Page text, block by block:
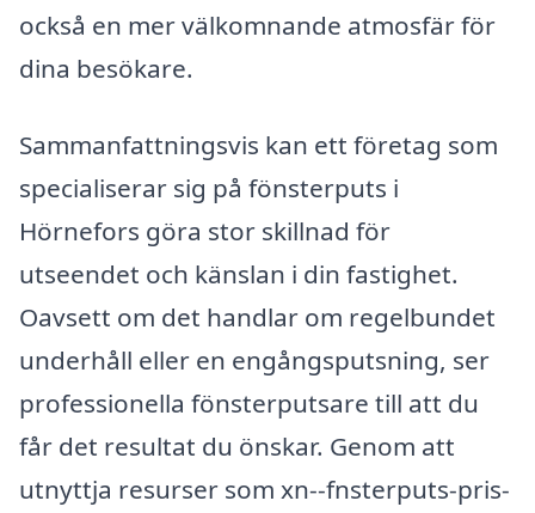
också en mer välkomnande atmosfär för
dina besökare.
Sammanfattningsvis kan ett företag som
specialiserar sig på fönsterputs i
Hörnefors göra stor skillnad för
utseendet och känslan i din fastighet.
Oavsett om det handlar om regelbundet
underhåll eller en engångsputsning, ser
professionella fönsterputsare till att du
får det resultat du önskar. Genom att
utnyttja resurser som xn--fnsterputs-pris-